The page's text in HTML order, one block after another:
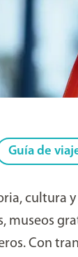
Guía de
cultura
museos
Con